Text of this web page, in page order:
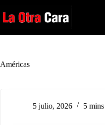
al
contenido
Américas
5 julio, 2026 5 mins